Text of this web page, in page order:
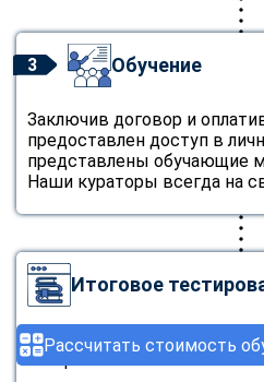
Рассчитать стоимость
3 Обучение
Заключив договор и
предоставлен доступ в
представлены обучающие
Наши кураторы всегда на
Итоговое
Пройдите итоговое
неограниченное